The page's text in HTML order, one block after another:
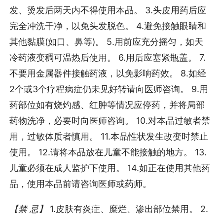
发、烫发后两天内不得使用本品。 3.头皮用药后应
完全冲洗干净，以免头发脱色。 4.避免接触眼睛和
其他黏膜(如口、鼻等)。 5.用前应充分摇匀，如天
冷药液变稠可温热后使用。 6.用后应塞紧瓶盖。 7.
不要用金属器件接触药液，以免影响药效。 8.如经
2个或3个疗程病症仍未见好转请向医师咨询。 9.用
药部位如有烧灼感、红肿等情况应停药，并将局部
药物洗净，必要时向医师咨询。 10.对本品过敏者禁
用，过敏体质者慎用。 11.本品性状发生改变时禁止
使用。 12.请将本品放在儿童不能接触的地方。 13.
儿童必须在成人监护下使用。 14.如正在使用其他药
品，使用本品前请咨询医师或药师。
【禁 忌】
1.皮肤有炎症、糜烂、渗出部位禁用。 2.